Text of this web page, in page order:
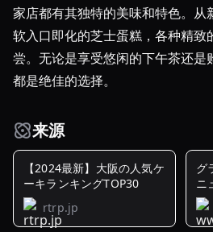
家店都有其独特的美味和特色。从
软入口即化的芝士蛋糕，各种精致
尝。无论是享受悠闲的下午茶还是
都是绝佳的选择。
来源
【2024最新】大阪の人気ケ
ーキランキングTOP30
rtrp.jp
グ
ニ
ト